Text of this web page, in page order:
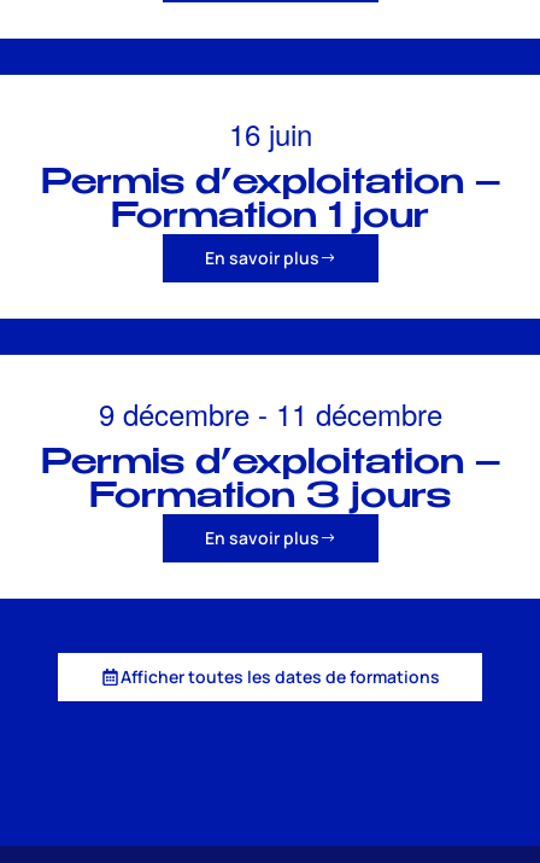
16 juin
Permis d’exploitation –
Formation 1 jour
En savoir plus
9 décembre - 11 décembre
Permis d’exploitation –
Formation 3 jours
En savoir plus
Afficher toutes les dates de formations